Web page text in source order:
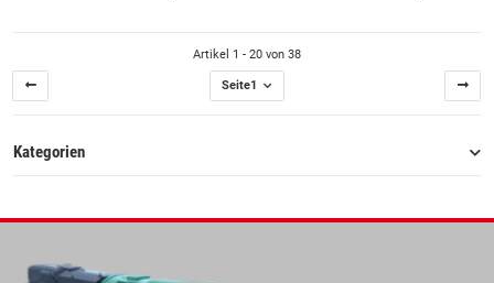
Artikel 1 - 20 von 38
Seite1
Kategorien